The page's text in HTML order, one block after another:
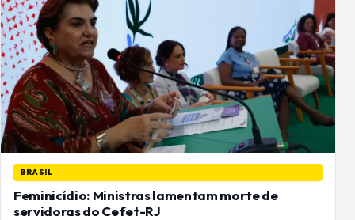
BRASIL
Feminicídio: Ministras lamentam morte de
servidoras do Cefet-RJ